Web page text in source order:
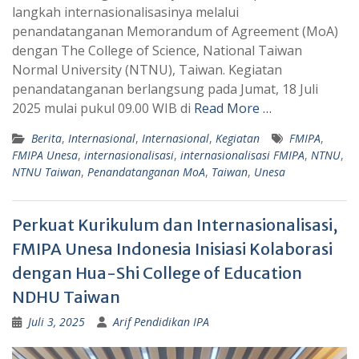
s
A
p
p
r
a
m
langkah internasionalisasinya melalui
penandatanganan Memorandum of Agreement (MoA)
dengan The College of Science, National Taiwan
Normal University (NTNU), Taiwan. Kegiatan
penandatanganan berlangsung pada Jumat, 18 Juli
2025 mulai pukul 09.00 WIB di Read More …
Berita, Internasional, Internasional, Kegiatan FMIPA,
FMIPA Unesa, internasionalisasi, internasionalisasi FMIPA, NTNU,
NTNU Taiwan, Penandatanganan MoA, Taiwan, Unesa
Perkuat Kurikulum dan Internasionalisasi,
FMIPA Unesa Indonesia Inisiasi Kolaborasi
dengan Hua-Shi College of Education
NDHU Taiwan
Juli 3, 2025 Arif Pendidikan IPA